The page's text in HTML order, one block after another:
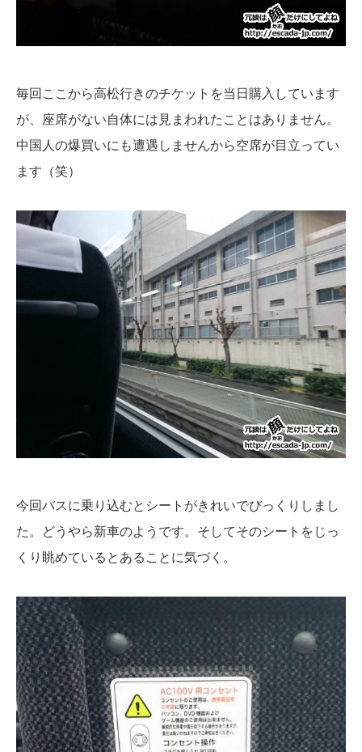
毎回ここから高松行きのチケットを当日購入しています
が、座席がない自体には見まわれたことはありません。
中国人の爆買いにも遭遇しませんから空席が目立ってい
ます（笑）
今回バスに乗り込むとシートがきれいでびっくりしまし
た。どうやら新車のようです。そしてそのシートをじっ
くり眺めているとあることに気づく。